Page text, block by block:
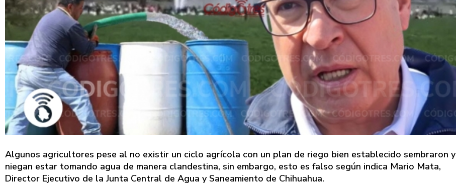
Algunos agricultores pese al no existir un ciclo agrícola con un plan de riego bien establecido sembraron y
niegan estar tomando agua de manera clandestina, sin embargo, esto es falso según indica Mario Mata,
Director Ejecutivo de la Junta Central de Agua y Saneamiento de Chihuahua.